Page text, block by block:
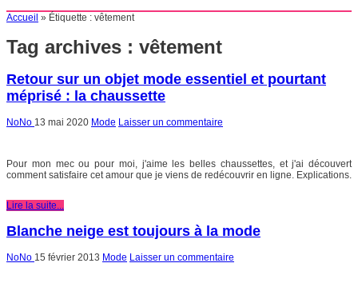
Accueil » Étiquette : vêtement
Tag archives : vêtement
Retour sur un objet mode essentiel et pourtant
méprisé : la chaussette
NoNo 13 mai 2020 Mode Laisser un commentaire
Pour mon mec ou pour moi, j'aime les belles chaussettes, et j'ai découvert
comment satisfaire cet amour que je viens de redécouvrir en ligne. Explications.
Lire la suite...
Blanche neige est toujours à la mode
NoNo 15 février 2013 Mode Laisser un commentaire